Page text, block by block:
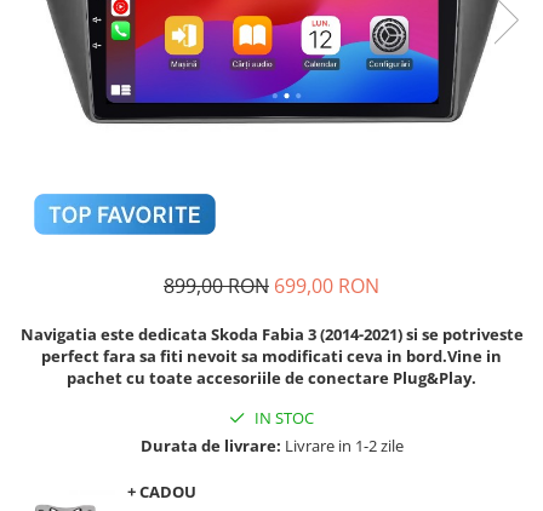
Navigatii Audi
Navigatii BMW
Navigatii Mercedes
Navigatii Fiat
Navigatii Citroen
Navigatii Suzuki
Navigatii Mitsubishi
Navigatii KIA
Navigatii Renault
Navigatii Chevrolet
899,00 RON 699,00 RON
Navigatia este dedicata Skoda Fabia 3 (2014-2021) si se potriveste
perfect fara sa fiti nevoit sa modificati ceva in bord.Vine in
pachet cu toate accesoriile de conectare Plug&Play.
IN STOC
Durata de livrare: Livrare in 1-2 zile
+ CADOU